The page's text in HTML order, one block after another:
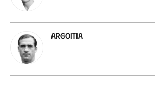
Argoitia